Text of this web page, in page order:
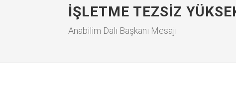
İŞLETME TEZSIZ
Anabilim Dalı Başkanı Mesajı